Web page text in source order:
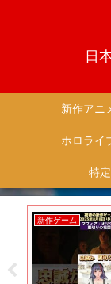
日
新作アニ
ホロライ
新作ゲーム